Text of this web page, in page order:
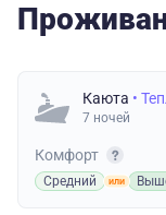
Каюта •
7 ночей
Комфорт
Средний